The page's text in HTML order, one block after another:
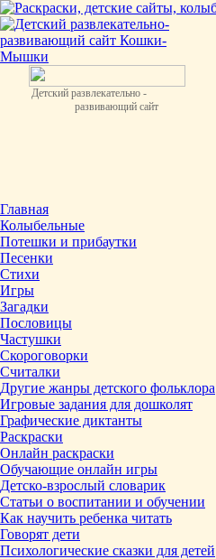
Детский развлекательно -
развивающий сайт
Главная
Колыбельные
Потешки и прибаутки
Песенки
Стихи
Игры
Загадки
Пословицы
Частушки
Скороговорки
Считалки
Другие жанры детского фольклора
Игровые задания для дошколят
Графические диктанты
Раскраски
Онлайн раскраски
Обучающие онлайн игры
Детско-взрослый словарик
Статьи о воспитании и обучении
Как научить ребенка читать
Говорят дети
Психологические сказки для детей